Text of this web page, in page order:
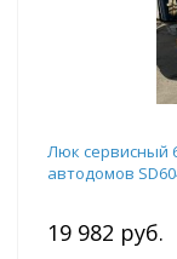
Люк сервисный
автодомов
19 982 руб.